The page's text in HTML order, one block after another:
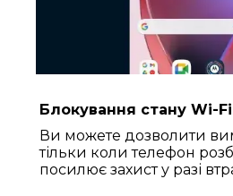
Блокування стану Wi-Fi
Ви можете дозволити
тільки коли телефон
посилює захист у разі